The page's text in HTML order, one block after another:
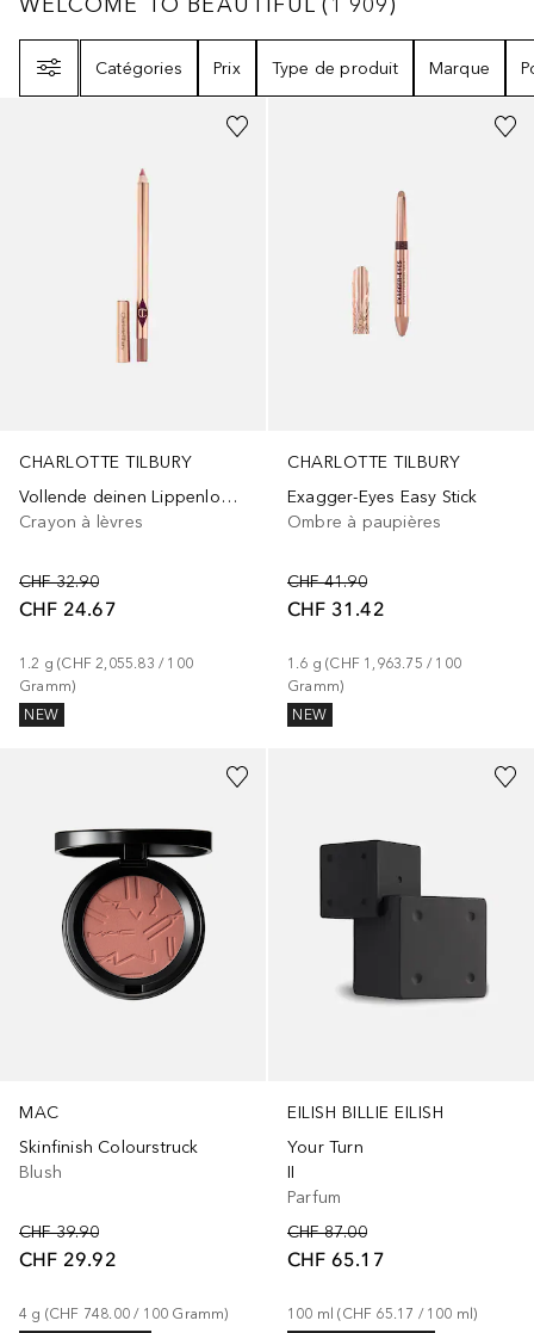
Catégories
Prix Type de produit Marque
CHARLOTTE TILBURY
Vollende deinen Lippenlook, indem du deinen Matte Revolution oder K.I.S.S.I.N.G Lippenstift darüber aufträgst.
Crayon à lèvres
CHF 32.90
CHF 24.67
1.2 g (CHF 2,055.83 / 100
Gramm)
NEW
+
CHARLOTTE TILBURY
Exagger-Eyes Easy Stick
Ombre à paupières
CHF 41.90
CHF 31.42
1.6 g (CHF 1,963.75 / 100
Gramm)
NEW
+ 9
MAC
Skinfinish Colourstruck
Blush
CHF 39.90
CHF 29.92
4 g (CHF 748.00 / 100 Gramm)
+
EILISH BILLIE EILISH
Your Turn
II
Parfum
CHF 87.00
CHF 65.17
100 ml (CHF 65.17 / 100 ml)